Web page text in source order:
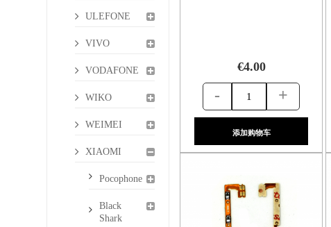
ULEFONE
VIVO
VODAFONE
WIKO
WEIMEI
XIAOMI
Pocophone
Black
Shark
€4.00
- +
添加购物车